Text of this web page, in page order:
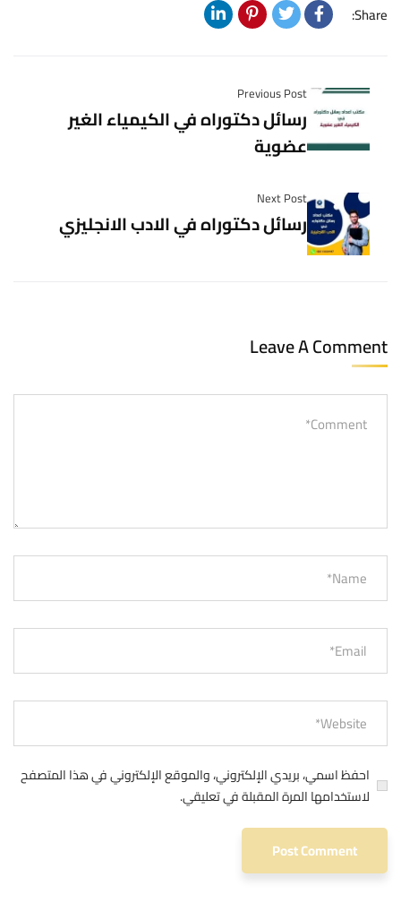
Share:
Previous Post
رسائل دكتوراه في الكيمياء الغير
عضوية
Next Post
رسائل دكتوراه في الادب الانجليزي
Leave A Comment
احفظ اسمي، بريدي الإلكتروني، والموقع الإلكتروني في هذا المتصفح
لاستخدامها المرة المقبلة في تعليقي.